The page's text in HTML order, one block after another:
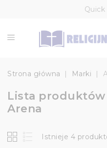
Strona główna Marki
Lista produktów
Arena
Istnieje 4